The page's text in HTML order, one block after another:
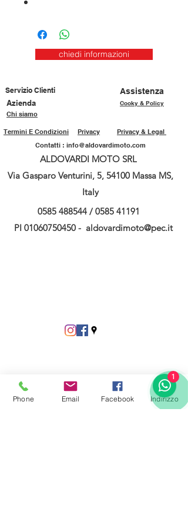
chiedi informazioni
Servizio Clienti
Assistenza
Azienda
Cooky & Policy
Chi siamo
Privacy & Legal
Privacy
Termini E Condizioni
Contatti : info@aldovardimoto.com
ALDOVARDI MOTO SRL
Via Gasparo Venturini, 5, 54100 Massa MS,
Italy
0585 488544 / 0585 41191
PI 01060750450 - aldovardimoto@pec.it
Phone Email Facebook Indirizzo
1